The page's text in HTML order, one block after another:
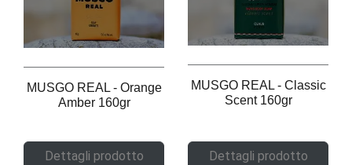
MUSGO REAL - Orange
Amber 160gr
Dettagli prodotto
MUSGO REAL - Classic
Scent 160gr
Dettagli prodotto